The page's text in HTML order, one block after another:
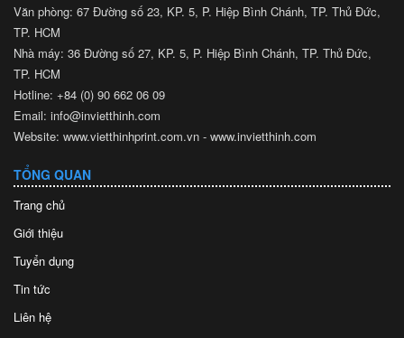
Văn phòng: 67 Đường số 23, KP. 5, P. Hiệp Bình Chánh, TP. Thủ Đức,
TP. HCM
Nhà máy: 36 Đường số 27, KP. 5, P. Hiệp Bình Chánh, TP. Thủ Đức,
TP. HCM
Hotline: +84 (0) 90 662 06 09
Email: info@invietthinh.com
Website: www.vietthinhprint.com.vn - www.invietthinh.com
TỔNG QUAN
Trang chủ
Giới thiệu
Tuyển dụng
Tin tức
Liên hệ